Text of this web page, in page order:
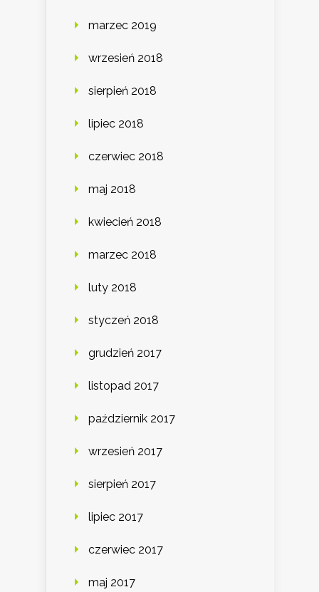
marzec 2019
wrzesień 2018
sierpień 2018
lipiec 2018
czerwiec 2018
maj 2018
kwiecień 2018
marzec 2018
luty 2018
styczeń 2018
grudzień 2017
listopad 2017
październik 2017
wrzesień 2017
sierpień 2017
lipiec 2017
czerwiec 2017
maj 2017